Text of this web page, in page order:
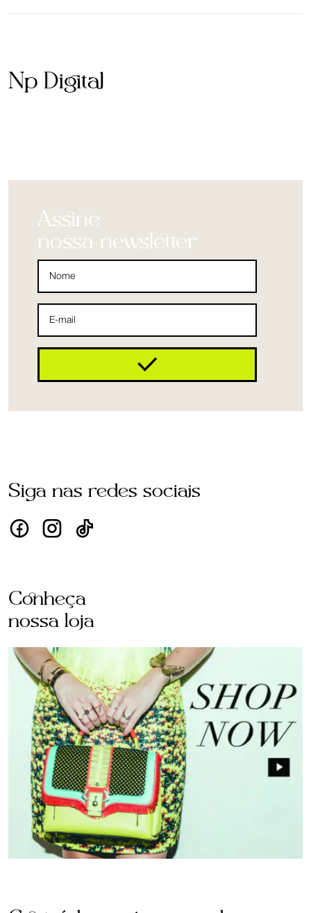
Np Digital
Assine
nossa newsletter
Siga nas redes sociais
Conheça
nossa loja